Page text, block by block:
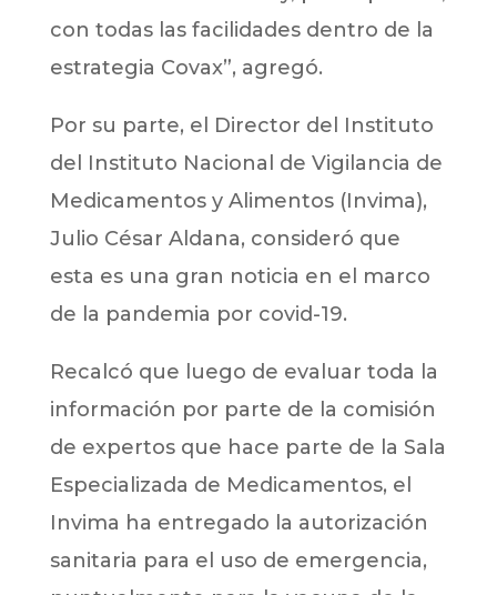
con todas las facilidades dentro de la
estrategia Covax”, agregó.
Por su parte, el Director del Instituto
del Instituto Nacional de Vigilancia de
Medicamentos y Alimentos (Invima),
Julio César Aldana, consideró que
esta es una gran noticia en el marco
de la pandemia por covid-19.
Recalcó que luego de evaluar toda la
información por parte de la comisión
de expertos que hace parte de la Sala
Especializada de Medicamentos, el
Invima ha entregado la autorización
sanitaria para el uso de emergencia,